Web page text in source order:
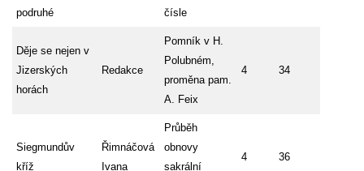
podruhé
čísle
Děje se nejen v
Jizerských
horách
Redakce
Pomník v H.
Polubném,
proměna pam.
A. Feix
4 34
Siegmundův
kříž
Řimnáčová
Ivana
Průběh
obnovy
sakrální
4 36